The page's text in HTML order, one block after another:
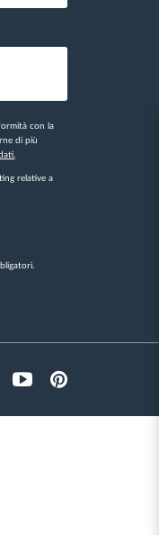
con la
di più
relative a
YoutubePinterest